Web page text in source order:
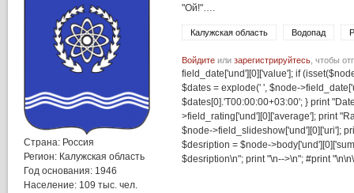
"Ой!"….
Калужская область Водопад
Войдите или зарегистрируйтесь , чтобы
field_date['und'][0]['value']; if
$dates = explode(' ', $node-
$dates[0].'T00:00:00+03:00'; } print
>field_rating['und'][0]['average']; print
$node->field_slideshow['und'][0]['uri'];
$desription = $node-
$desription\n"; print "\n-->\n"; #print "\n\n
Страна: Россия
Регион: Калужская область
Год основания: 1946
Население: 109 тыс. чел.